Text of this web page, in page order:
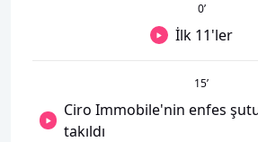
0’
İlk 11'ler
15’
Ciro Immobile'nin enfes
takıldı